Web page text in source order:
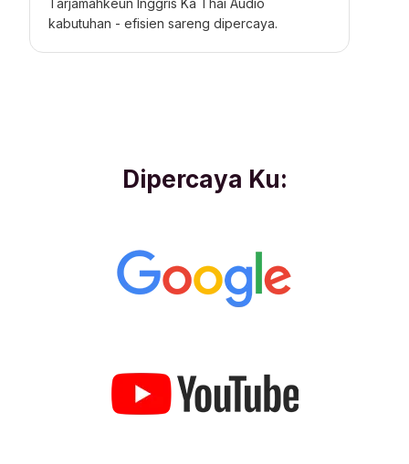
Tarjamahkeun Inggris Ka Thai Audio
kabutuhan - efisien sareng dipercaya.
Dipercaya Ku: